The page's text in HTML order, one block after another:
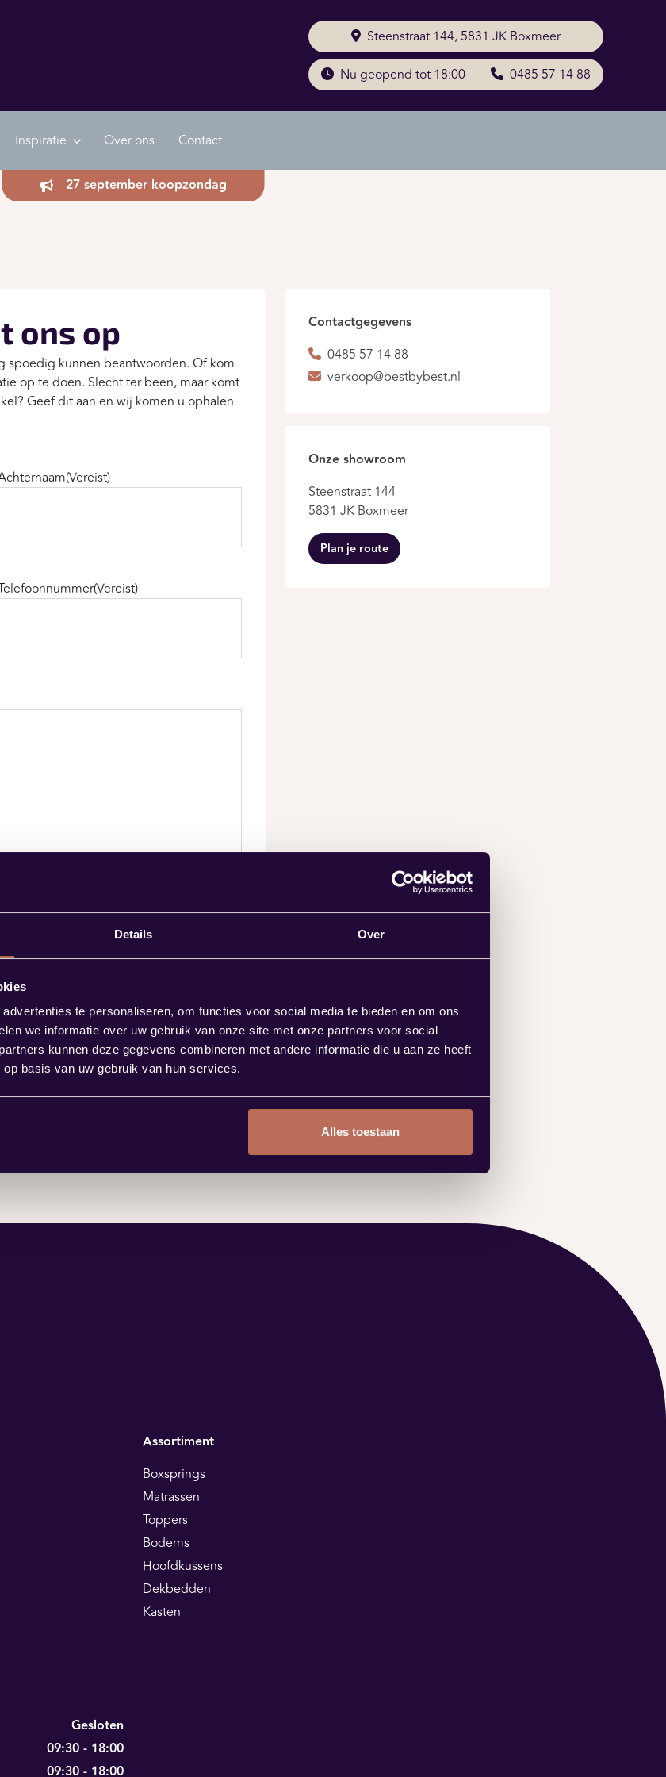
Details Over
te personaliseren, om functies voor social media te bieden en om ons
we informatie over uw gebruik van onze site met onze partners voor social
kunnen deze gegevens combineren met andere informatie die u aan ze heeft
basis van uw gebruik van hun services.
Alles toestaan
Steenstraat 144, 5831 JK Boxmeer
Nu geopend tot 18:00
0485 57 14 88
Inspiratie Over ons Contact
27 september koopzondag
ons op
spoedig kunnen beantwoorden. Of kom
op te doen. Slecht ter been, maar komt
Geef dit aan en wij komen u ophalen
(Vereist)
(Vereist)
Contactgegevens
0485 57 14 88
verkoop@bestbybest.nl
Onze showroom
Steenstraat 144
5831 JK Boxmeer
Plan je route
Assortiment
Boxsprings
Matrassen
Toppers
Bodems
Hoofdkussens
Dekbedden
Kasten
Gesloten
09:30 - 18:00
09:30 - 18:00